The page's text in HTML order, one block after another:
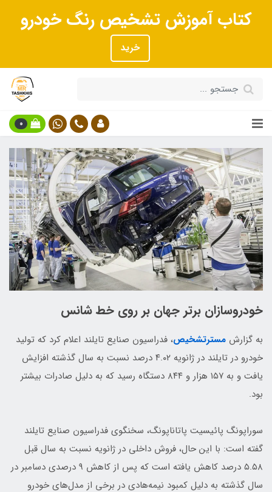
کتاب آموزش تشخیص رنگ خودرو
خرید
0
خودروسازان برتر جهان بر روی خط شانس
به گزارش مسترتشخیص، فدراسیون صنایع تایلند اعلام کرد که تولید
خودرو در تایلند در ژانویه ۴.۰۲ درصد نسبت به سال گذشته افزایش
یافت و به ۱۵۷ هزار و ۸۴۴ دستگاه رسید که به دلیل صادرات بیشتر
بود.
سوراپونگ پائیسیت پاتاناپونگ، سخنگوی فدراسیون صنایع تایلند
گفته است: با این حال، فروش داخلی در ژانویه نسبت به سال قبل
۵.۵۸ درصد کاهش یافته است که پس از کاهش ۹ درصدی دسامبر در
سال گذشته به دلیل کمبود نیمه‌هادی در برخی از مدل‌های خودرو